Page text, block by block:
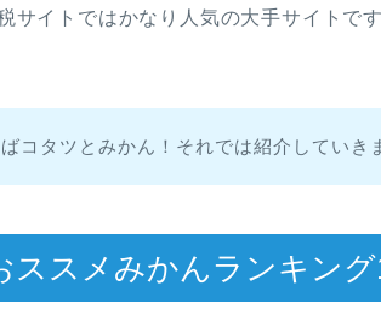
サイトではかなり人気の大手サイトで
コタツとみかん！それでは紹介していき
ススメみかんランキング